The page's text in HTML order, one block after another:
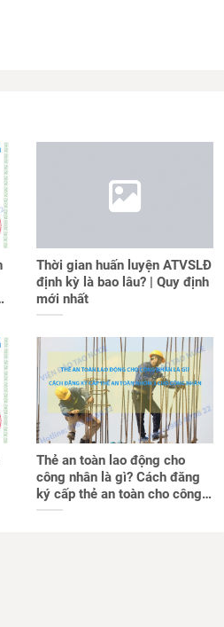
Thời gian huấn luyện ATVSLĐ
định kỳ là bao lâu? | Quy định
mới nhất
Thẻ an toàn lao động cho
công nhân là gì? Cách đăng
ký cấp thẻ an toàn cho công
nhân